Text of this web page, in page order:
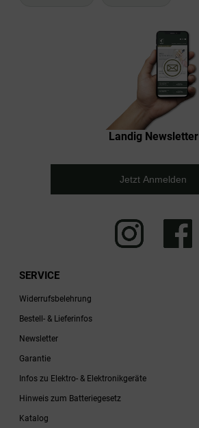
Landig Newsletter
Jetzt Anmelden
SERVICE
Widerrufsbelehrung
Bestell- & Lieferinfos
Newsletter
Garantie
Infos zu Elektro- & Elektronikgeräte
Hinweis zum Batteriegesetz
Katalog